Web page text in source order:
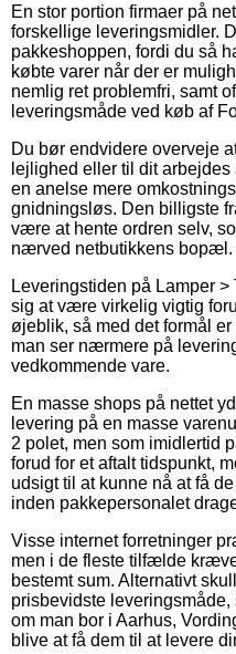
En stor portion firmaer på
forskellige leveringsmidler.
pakkeshoppen, fordi du så
købte varer når der er
nemlig ret problemfri, samt
leveringsmåde ved køb af
Du bør endvidere overveje
lejlighed eller til dit
en anelse mere
gnidningsløs. Den billigste
være at hente ordren selv,
nærved netbutikkens bopæl.
Leveringstiden på Lamper
sig at være virkelig vigtig
øjeblik, så med det formål
man ser nærmere på
vedkommende vare.
En masse shops på nettet
levering på en masse
2 polet, men som imidlertid
forud for et aftalt tidspunkt,
udsigt til at kunne nå at få
inden pakkepersonalet
Visse internet forretninger
men i de fleste tilfælde
bestemt sum. Alternativt
prisbevidste
om man bor i Aarhus,
blive at få dem til at levere